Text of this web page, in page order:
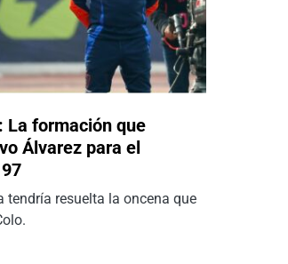
La formación que
Álvarez para el
tendría resuelta la oncena que